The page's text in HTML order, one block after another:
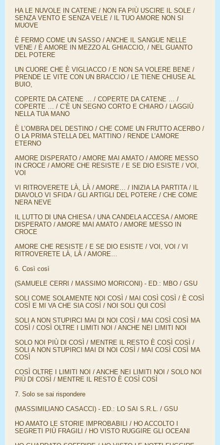
HA LE NUVOLE IN CATENE / NON FA PIÙ USCIRE IL SOLE /
SENZA VENTO E SENZA VELE / IL TUO AMORE NON SI
MUOVE
È FERMO COME UN SASSO / ANCHE IL SANGUE NELLE
VENE / È AMORE IN MEZZO AL GHIACCIO, / NEL GUANTO
DEL POTERE
UN CUORE CHE È VIGLIACCO / E NON SA VOLERE BENE /
PRENDE LE VITE CON UN BRACCIO / LE TIENE CHIUSE AL
BUIO,
COPERTE DA CATENE … / COPERTE DA CATENE … /
COPERTE … / C’È UN SEGNO CORTO E CHIARO / LAGGIÙ
NELLA TUA MANO
È L’OMBRA DEL DESTINO / CHE COME UN FRUTTO ACERBO /
O LA PRIMA STELLA DEL MATTINO / RENDE L’AMORE
ETERNO
AMORE DISPERATO / AMORE MAI AMATO / AMORE MESSO
IN CROCE / AMORE CHE RESISTE / E SE DIO ESISTE / VOI,
VOI
VI RITROVERETE LÀ, LÀ / AMORE… / INIZIA LA PARTITA / IL
DIAVOLO VI SFIDA / GLI ARTIGLI DEL POTERE / CHE COME
NERA NEVE
IL LUTTO DI UNA CHIESA / UNA CANDELA ACCESA / AMORE
DISPERATO / AMORE MAI AMATO / AMORE MESSO IN
CROCE
AMORE CHE RESISTE / E SE DIO ESISTE / VOI, VOI / VI
RITROVERETE LÀ, LÀ / AMORE…
6. Così così
(SAMUELE CERRI / MASSIMO MORICONI) - ED.: MBO / GSU
SOLI COME SOLAMENTE NOI COSÌ / MAI COSÌ COSÌ / È COSÌ
COSÌ E MI VA CHE SIA COSÌ / NOI SOLI QUI COSÌ
SOLI A NON STUPIRCI MAI DI NOI COSÌ / MAI COSÌ COSÌ MA
COSÌ / COSÌ OLTRE I LIMITI NOI / ANCHE NEI LIMITI NOI
SOLO NOI PIÙ DI COSÌ / MENTRE IL RESTO È COSÌ COSÌ /
SOLI A NON STUPIRCI MAI DI NOI COSÌ / MAI COSÌ COSÌ MA
COSÌ
COSÌ OLTRE I LIMITI NOI / ANCHE NEI LIMITI NOI / SOLO NOI
PIÙ DI COSÌ / MENTRE IL RESTO È COSÌ COSÌ
7. Solo se sai rispondere
(MASSIMILIANO CASACCI) - ED.: LO SAI S.R.L. / GSU
HO AMATO LE STORIE IMPROBABILI / HO ACCOLTO I
SEGRETI PIÙ FRAGILI / HO VISTO RUGGIRE GLI OCEANI